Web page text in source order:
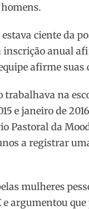
ciente da
inscrição anual
afirme suas
trabalhava na
e janeiro de
da
a registrar
mulheres
argumentou